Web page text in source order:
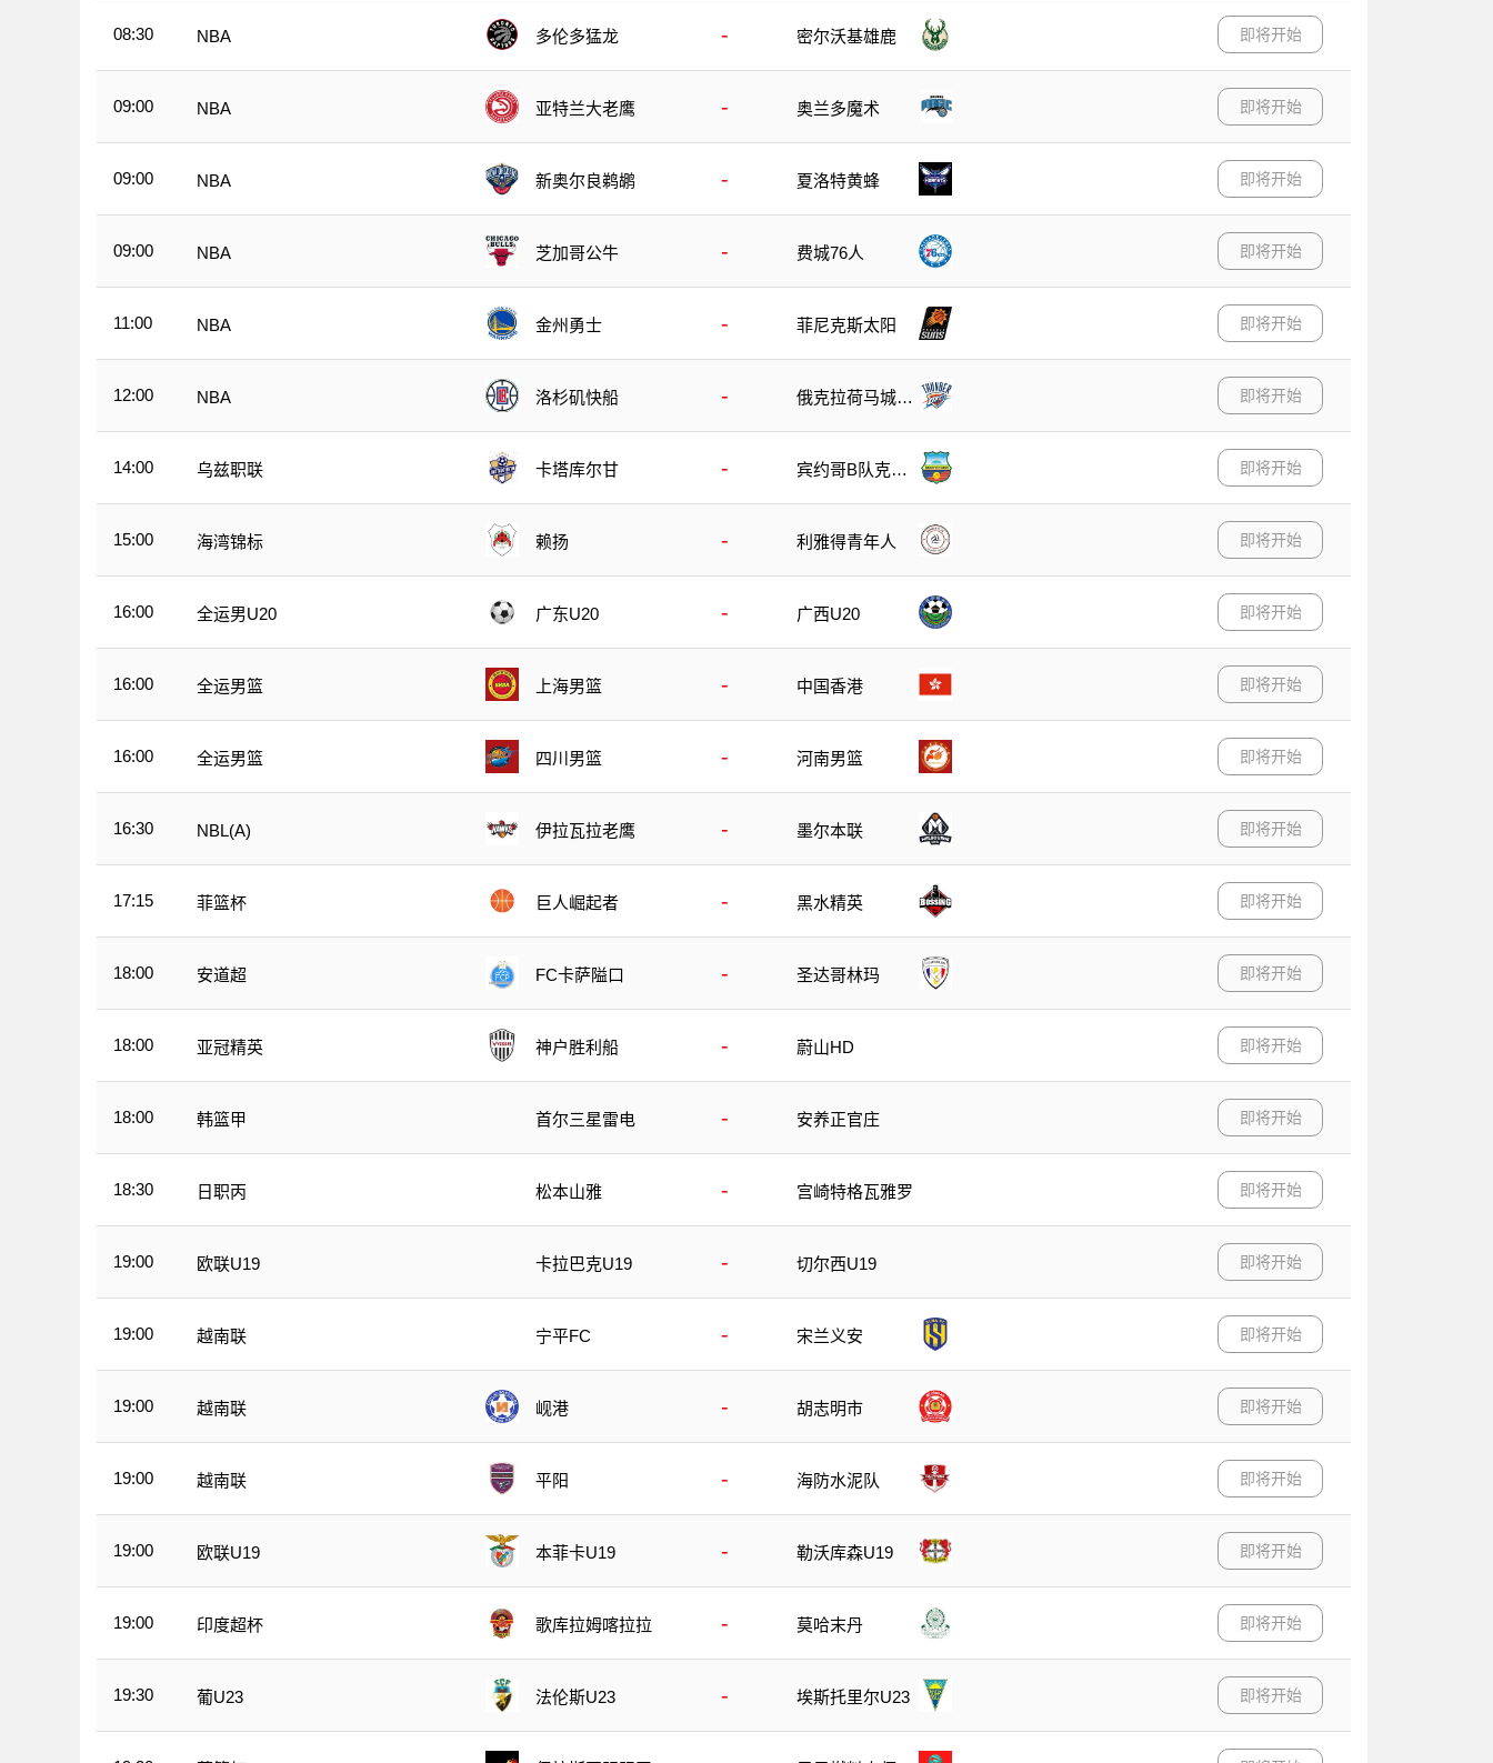
08:30 NBA 多伦多猛龙 - 密尔沃基雄鹿 即将开始
09:00 NBA 亚特兰大老鹰 - 奥兰多魔术 即将开始
09:00 NBA 新奥尔良鹈鹕 - 夏洛特黄蜂 即将开始
09:00 NBA 芝加哥公牛 - 费城76人 即将开始
11:00 NBA 金州勇士 - 菲尼克斯太阳 即将开始
12:00 NBA 洛杉矶快船 -
俄克拉荷马城雷
即将开始
14:00 乌兹职联 卡塔库尔甘 -
宾约哥B队克立
即将开始
15:00 海湾锦标 赖扬 - 利雅得青年人 即将开始
16:00 全运男U20 广东U20 - 广西U20 即将开始
16:00 全运男篮 上海男篮 - 中国香港 即将开始
16:00 全运男篮 四川男篮 - 河南男篮 即将开始
16:30 NBL(A) 伊拉瓦拉老鹰 - 墨尔本联 即将开始
17:15 菲篮杯 巨人崛起者 - 黑水精英 即将开始
18:00 安道超 FC卡萨隘口 - 圣达哥林玛 即将开始
18:00 亚冠精英 神户胜利船 - 蔚山HD 即将开始
18:00 韩篮甲 首尔三星雷电 - 安养正官庄 即将开始
18:30 日职丙 松本山雅 - 宫崎特格瓦雅罗 即将开始
19:00 欧联U19 卡拉巴克U19 - 切尔西U19 即将开始
19:00 越南联 宁平FC - 宋兰义安 即将开始
19:00 越南联 岘港 - 胡志明市 即将开始
19:00 越南联 平阳 - 海防水泥队 即将开始
19:00 欧联U19 本菲卡U19 - 勒沃库森U19 即将开始
19:00 印度超杯 歌库拉姆喀拉拉 - 莫哈末丹 即将开始
19:30 葡U23 法伦斯U23 - 埃斯托里尔U23 即将开始